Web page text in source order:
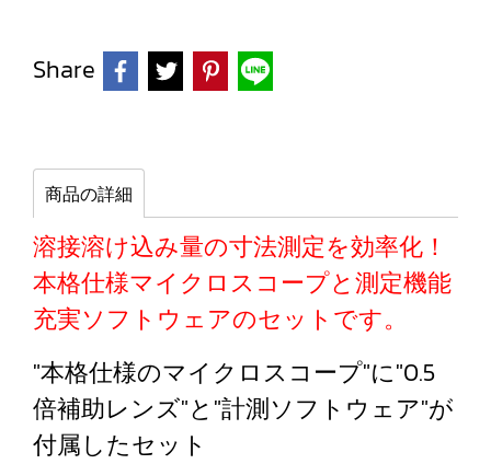
Share
商品の詳細
溶接溶け込み量の寸法測定を効率化！
本格仕様マイクロスコープと測定機能
充実ソフトウェアのセットです。
"本格仕様のマイクロスコープ"に"0.5
倍補助レンズ"と"計測ソフトウェア"が
付属したセット